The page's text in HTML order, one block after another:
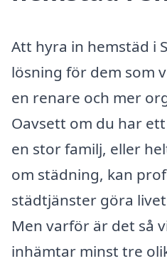
Att hyra in hemstäd i
lösning för dem som
en renare och mer
Oavsett om du har
en stor familj, eller
om städning, kan
städtjänster göra
Men varför är det så
inhämtar minst tre